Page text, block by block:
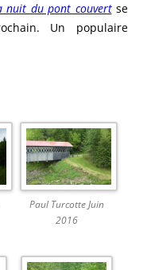
nuit du pont couvert se
Un populaire
Paul Turcotte Juin
2016